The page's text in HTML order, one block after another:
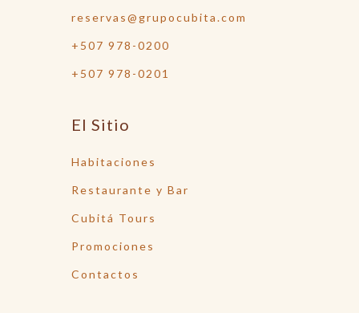
reservas@grupocubita.com
+507 978-0200
+507 978-0201
El Sitio
Habitaciones
Restaurante y Bar
Cubitá Tours
Promociones
Contactos